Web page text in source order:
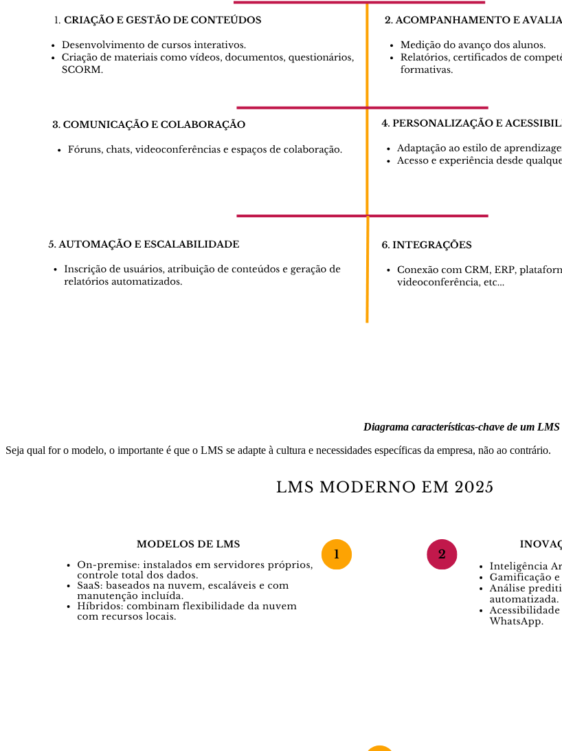
Diagrama características-chave de um LMS
Seja qual for o modelo, o importante é que o LMS se adapte à cultura e necessidades específicas da empresa, não ao contrário.